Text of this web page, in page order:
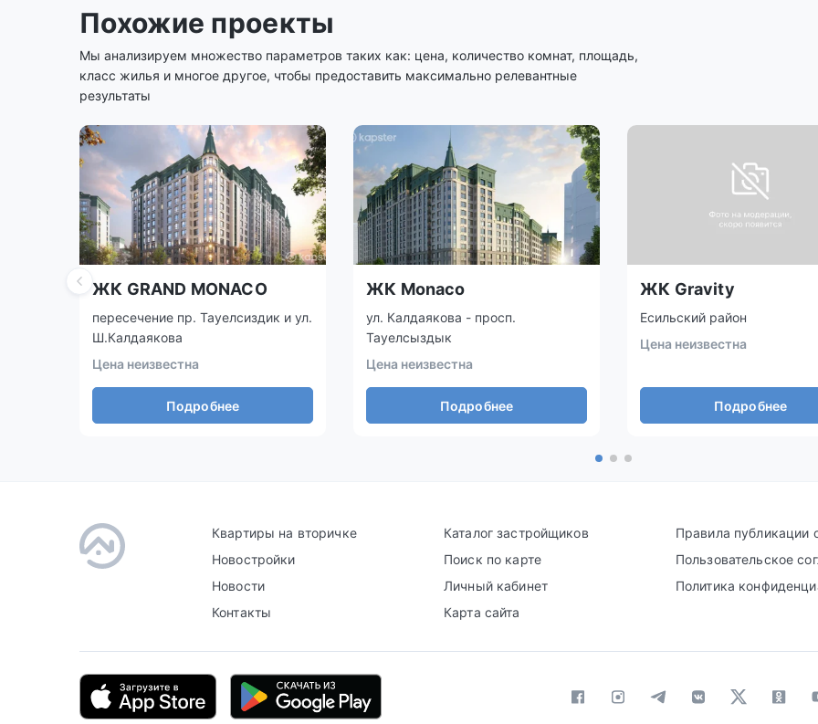
Похожие проекты
Мы анализируем множество параметров таких как: цена, количество комнат, площадь,
класс жилья и многое другое, чтобы предоставить максимально релевантные
результаты
ЖК GRAND MONACO
пересечение пр. Тауелсиздик и ул.
Ш.Калдаякова
Цена неизвестна
Подробнее
ЖК Monaco
ул. Калдаякова - просп.
Тауелсыздык
Цена неизвестна
Подробнее
ЖК Gravity
Есильский район
Цена неизвестна
Подробнее
Квартиры на вторичке
Новостройки
Новости
Контакты
Каталог застройщиков
Поиск по карте
Личный кабинет
Карта сайта
Правила публикации
Пользовательское
Политика